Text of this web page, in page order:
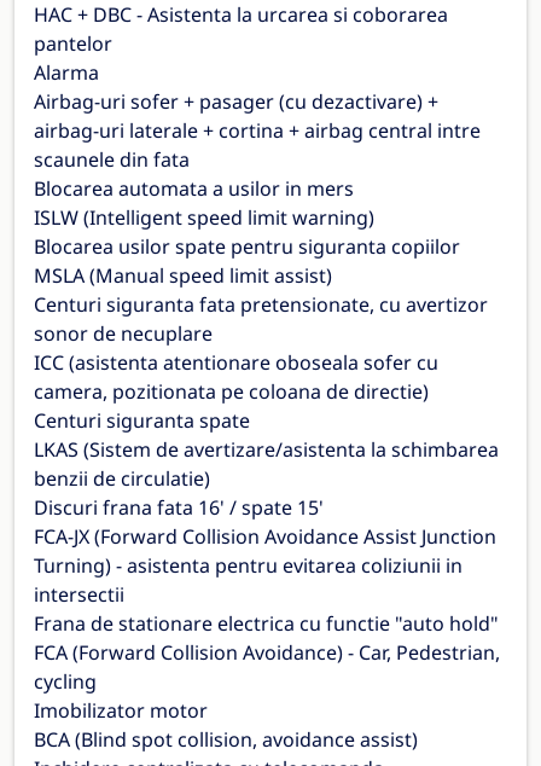
HAC + DBC - Asistenta la urcarea si coborarea
pantelor
Alarma
Airbag-uri sofer + pasager (cu dezactivare) +
airbag-uri laterale + cortina + airbag central intre
scaunele din fata
Blocarea automata a usilor in mers
ISLW (Intelligent speed limit warning)
Blocarea usilor spate pentru siguranta copiilor
MSLA (Manual speed limit assist)
Centuri siguranta fata pretensionate, cu avertizor
sonor de necuplare
ICC (asistenta atentionare oboseala sofer cu
camera, pozitionata pe coloana de directie)
Centuri siguranta spate
LKAS (Sistem de avertizare/asistenta la schimbarea
benzii de circulatie)
Discuri frana fata 16' / spate 15'
FCA-JX (Forward Collision Avoidance Assist Junction
Turning) - asistenta pentru evitarea coliziunii in
intersectii
Frana de stationare electrica cu functie "auto hold"
FCA (Forward Collision Avoidance) - Car, Pedestrian,
cycling
Imobilizator motor
BCA (Blind spot collision, avoidance assist)